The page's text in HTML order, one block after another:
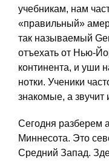
учебникам, нам
«правильный»
так называемый
отъехать от Нью-
континента, и уши
нотки. Ученики
знакомые, а звучит
Сегодня разберем
Миннесота. Это
Средний Запад.